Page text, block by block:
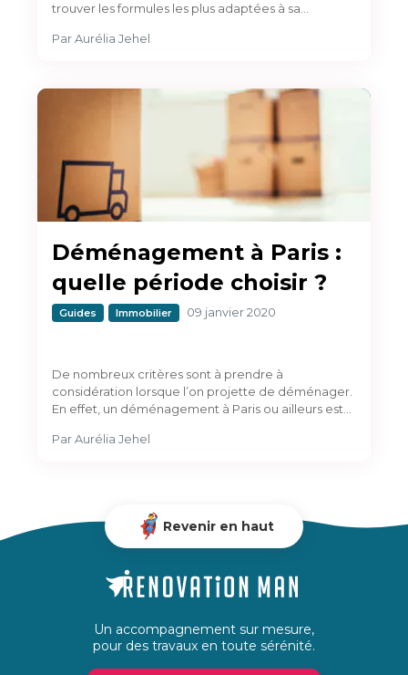
trouver les formules les plus adaptées à sa…
Par Aurélia Jehel
Déménagement à Paris :
quelle période choisir ?
Guides Immobilier 09 janvier 2020
De nombreux critères sont à prendre à
considération lorsque l’on projette de déménager.
En effet, un déménagement à Paris ou ailleurs est…
Par Aurélia Jehel
Revenir en haut
Un accompagnement sur mesure,
pour des travaux en toute sérénité.